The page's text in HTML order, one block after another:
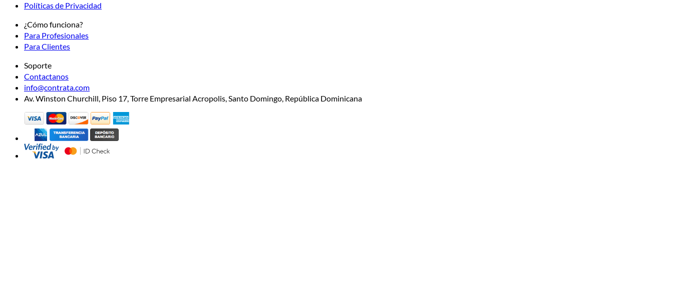
Políticas de Privacidad
¿Cómo funciona?
Para Profesionales
Para Clientes
Soporte
Contactanos
info@contrata.com
Av. Winston Churchill, Piso 17, Torre Empresarial Acropolis, Santo Domingo, República Dominicana